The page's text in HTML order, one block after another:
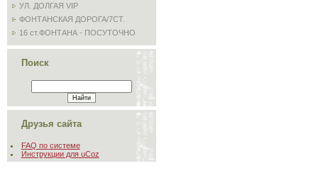
УЛ. ДОЛГАЯ VIP
ФОНТАНСКАЯ ДОРОГА/7СТ.
16 ст.ФОНТАНА - ПОСУТОЧНО
Поиск
Друзья сайта
FAQ по системе
Инструкции для uCoz